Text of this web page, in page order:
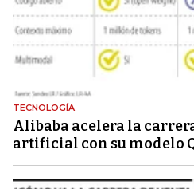
TECNOLOGÍA
Alibaba acelera la
artificial con su modelo